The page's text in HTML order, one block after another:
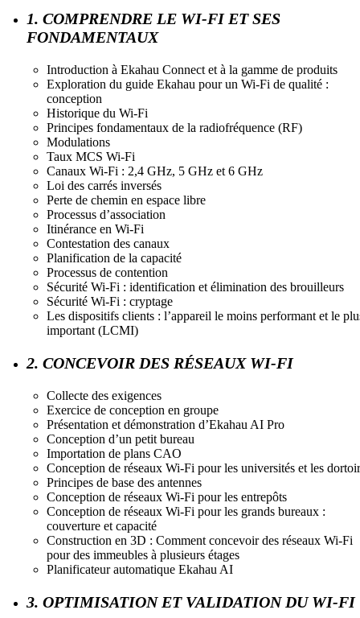
1. COMPRENDRE LE WI-FI ET SES
FONDAMENTAUX
Introduction à Ekahau Connect et à la gamme de produits
Exploration du guide Ekahau pour un Wi-Fi de qualité :
conception
Historique du Wi-Fi
Principes fondamentaux de la radiofréquence (RF)
Modulations
Taux MCS Wi-Fi
Canaux Wi-Fi : 2,4 GHz, 5 GHz et 6 GHz
Loi des carrés inversés
Perte de chemin en espace libre
Processus d’association
Itinérance en Wi-Fi
Contestation des canaux
Planification de la capacité
Processus de contention
Sécurité Wi-Fi : identification et élimination des brouilleurs
Sécurité Wi-Fi : cryptage
Les dispositifs clients : l’appareil le moins performant et le
important (LCMI)
2. CONCEVOIR DES RÉSEAUX WI-FI
Collecte des exigences
Exercice de conception en groupe
Présentation et démonstration d’Ekahau AI Pro
Conception d’un petit bureau
Importation de plans CAO
Conception de réseaux Wi-Fi pour les universités et les
Principes de base des antennes
Conception de réseaux Wi-Fi pour les entrepôts
Conception de réseaux Wi-Fi pour les grands bureaux :
couverture et capacité
Construction en 3D : Comment concevoir des réseaux Wi-Fi
pour des immeubles à plusieurs étages
Planificateur automatique Ekahau AI
3. OPTIMISATION ET VALIDATION DU WI-FI